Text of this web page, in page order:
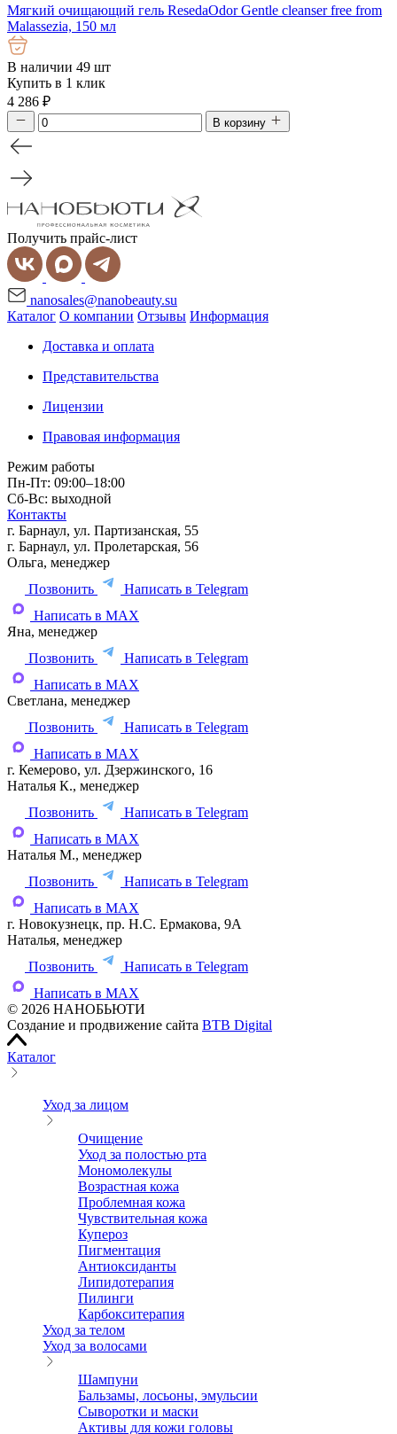
Мягкий очищающий гель ResedaOdor Gentle cleanser free from
Malassezia, 150 мл
В наличии 49 шт
Купить в 1 клик
4 286 ₽
В корзину
Получить прайс-лист
nanosales@nanobeauty.su
Каталог О компании Отзывы Информация
Доставка и оплата
Представительства
Лицензии
Правовая информация
Режим работы
Пн-Пт: 09:00–18:00
Сб-Вс: выходной
Контакты
г. Барнаул, ул. Партизанская, 55
г. Барнаул, ул. Пролетарская, 56
Ольга, менеджер
Позвонить
Написать в Telegram
Написать в MAX
Яна, менеджер
Позвонить
Написать в Telegram
Написать в MAX
Светлана, менеджер
Позвонить
Написать в Telegram
Написать в MAX
г. Кемерово, ул. Дзержинского, 16
Наталья К., менеджер
Позвонить
Написать в Telegram
Написать в MAX
Наталья М., менеджер
Позвонить
Написать в Telegram
Написать в MAX
г. Новокузнецк, пр. Н.С. Ермакова, 9А
Наталья, менеджер
Позвонить
Написать в Telegram
Написать в MAX
© 2026 НАНОБЬЮТИ
Создание и продвижение сайта BTB Digital
Каталог
Уход за лицом
Очищение
Уход за полостью рта
Мономолекулы
Возрастная кожа
Проблемная кожа
Чувствительная кожа
Купероз
Пигментация
Антиоксиданты
Липидотерапия
Пилинги
Карбокситерапия
Уход за телом
Уход за волосами
Шампуни
Бальзамы, лосьоны, эмульсии
Сыворотки и маски
Активы для кожи головы